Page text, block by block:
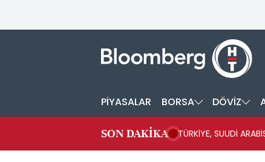
PİYASALAR BORSA DÖVİZ
SON DAKİKA TÜRKİYE, SUUDİ